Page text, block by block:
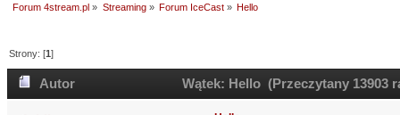
Forum 4stream.pl » Streaming» Forum IceCast» Hello
Strony: [1]
Autor Wątek: Hello (Przeczytany 13903